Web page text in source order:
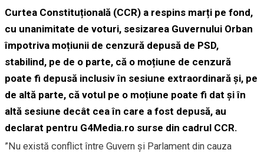
Curtea Constituțională (CCR) a respins marți pe fond,
cu unanimitate de voturi, sesizarea Guvernului Orban
împotriva moțiunii de cenzură depusă de PSD,
stabilind, pe de o parte, că o moțiune de cenzură
poate fi depusă inclusiv în sesiune extraordinară și, pe
de altă parte, că votul pe o moțiune poate fi dat și în
altă sesiune decât cea în care a fost depusă, au
declarat pentru G4Media.ro surse din cadrul CCR.
”Nu există conflict între Guvern și Parlament din cauza